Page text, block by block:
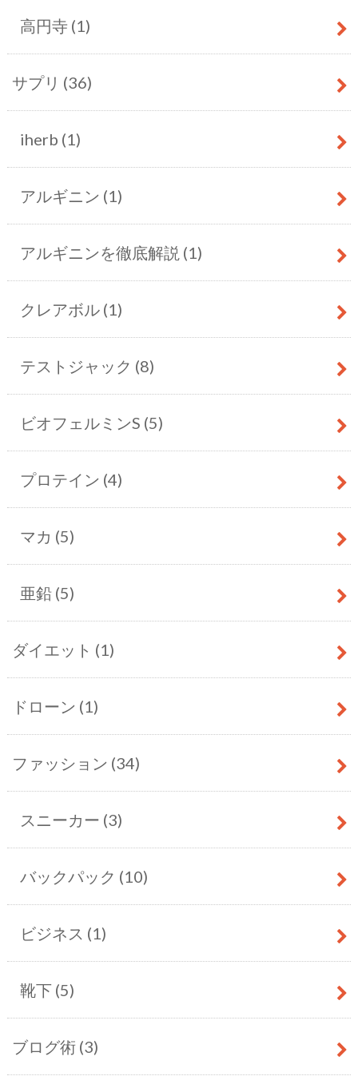
高円寺 (1)
サプリ (36)
iherb (1)
アルギニン (1)
アルギニンを徹底解説 (1)
クレアボル (1)
テストジャック (8)
ビオフェルミンS (5)
プロテイン (4)
マカ (5)
亜鉛 (5)
ダイエット (1)
ドローン (1)
ファッション (34)
スニーカー (3)
バックパック (10)
ビジネス (1)
靴下 (5)
ブログ術 (3)